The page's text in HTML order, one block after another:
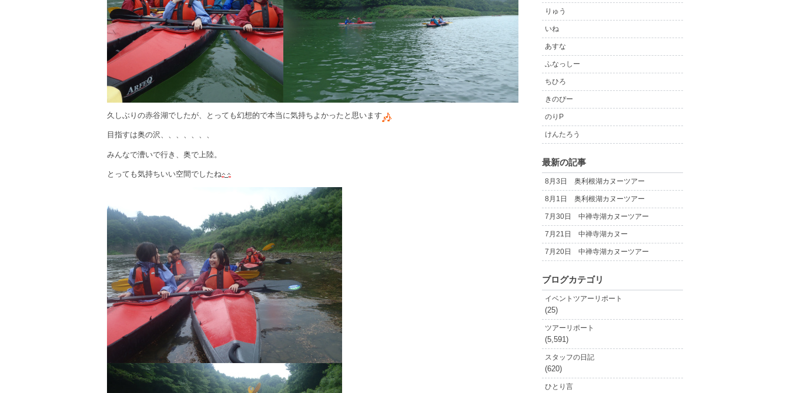
久しぶりの赤谷湖でしたが、とっても幻想的で本当に気持ちよかったと思います
目指すは奥の沢、、、、、、、
みんなで漕いで行き、奥で上陸。
とっても気持ちいい空間でしたね
りゅう
いね
あすな
ふなっしー
ちひろ
きのぴー
のりP
けんたろう
最新の記事
8月3日 奥利根湖カヌーツアー
8月1日 奥利根湖カヌーツアー
7月30日 中禅寺湖カヌーツアー
7月21日 中禅寺湖カヌー
7月20日 中禅寺湖カヌーツアー
ブログカテゴリ
イベントツアーリポート
(25)
ツアーリポート
(5,591)
スタッフの日記
(620)
ひとり言